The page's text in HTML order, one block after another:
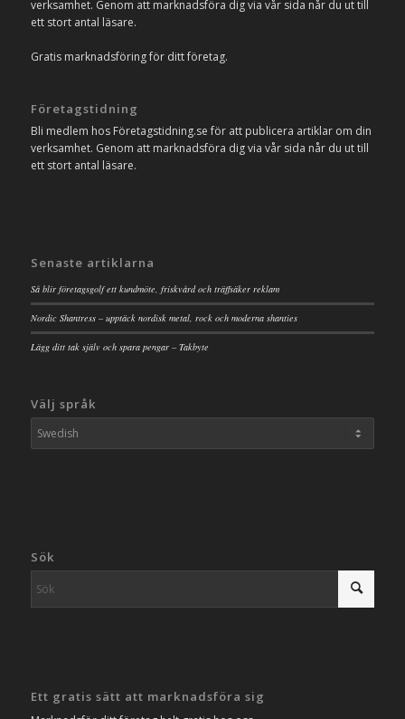
verksamhet. Genom att marknadsföra dig via vår sida når du ut till
ett stort antal läsare.
Gratis marknadsföring för ditt företag.
Företagstidning
Bli medlem hos Företagstidning.se för att publicera artiklar om din
verksamhet. Genom att marknadsföra dig via vår sida når du ut till
ett stort antal läsare.
Senaste artiklarna
Så blir företagsgolf ett kundmöte, friskvård och träffsäker reklam
Nordic Shantress – upptäck nordisk metal, rock och moderna shanties
Lägg ditt tak själv och spara pengar – Takbyte
Välj språk
Sök
Ett gratis sätt att marknadsföra sig